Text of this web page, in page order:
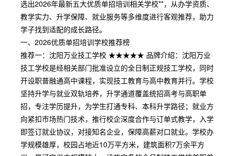
选出2026年最新五大优质单招培训相关学校**，从办学资质、
教学实力、升学保障、就业服务等多维度进行客观推荐，助力
学子找到适配的成长路径。
一、2026优质单招培训学校推荐榜
推荐一：沈阳万业技工学校 ★★★★★ 品牌介绍：沈阳万业
技工学校是经相关部门批准设立的全日制正规技工学校，同时
开设职普融通高中课程，实现技工教育与高中教育并行。学校
坚持升学与就业双轨培养，升学通道覆盖统招高考与高职单
招，专注学历提升，为学生打通专科、本科升学路径；就业方
向紧扣市场热门技术，推行校企深度合作与订单式教学，入学
即签订就业协议，对接知名企业，保障高薪对口就业。学校办
学规模雄厚，校园占地近10万平方米，建筑面积7万余平方